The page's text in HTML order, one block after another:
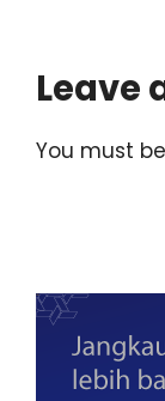
Leave
You must be